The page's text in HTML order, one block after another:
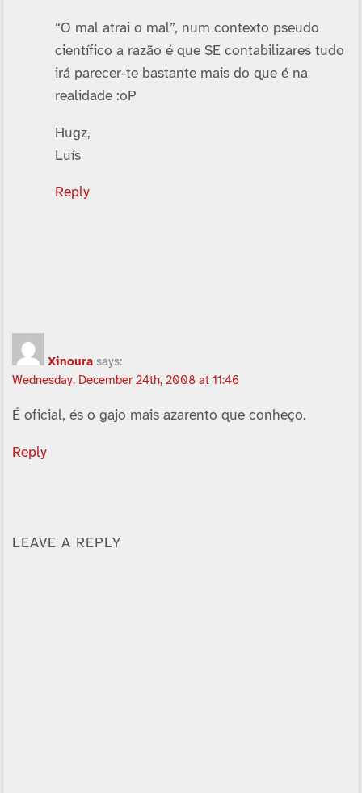
“O mal atrai o mal”, num contexto pseudo
cientí­fico a razão é que SE contabilizares tudo
irá parecer-te bastante mais do que é na
realidade :oP
Hugz,
Luí­s
Reply
Xinoura says:
Wednesday, December 24th, 2008 at 11:46
É oficial, és o gajo mais azarento que conheço.
Reply
LEAVE A REPLY